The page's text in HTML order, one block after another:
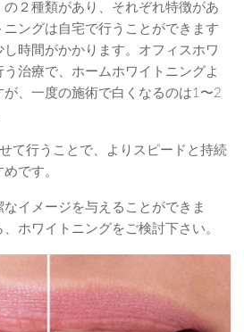
２種類があり、それぞれ特徴があ
ニングは自宅で行うことができます
時間がかかります。オフィスホワ
治療で、ホームホワイトニングよ
が、一度の施術で白くなるのは1〜2
て行うことで、よりスピードと持続
です。
イメージを与えることができま
ホワイトニングをご検討下さい。